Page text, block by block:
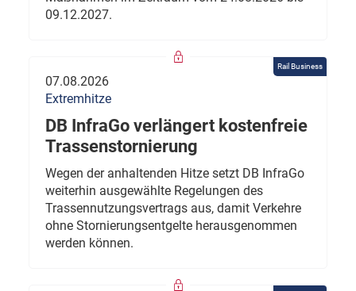
09.12.2027.
Rail Business
07.08.2026
Extremhitze
DB InfraGo verlängert kostenfreie
Trassenstornierung
Wegen der anhaltenden Hitze setzt DB InfraGo
weiterhin ausgewählte Regelungen des
Trassennutzungsvertrags aus, damit Verkehre
ohne Stornierungsentgelte herausgenommen
werden können.